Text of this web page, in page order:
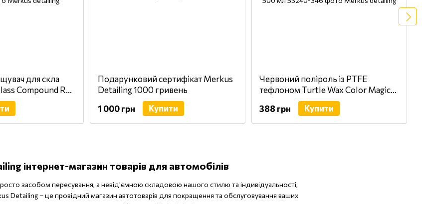
для скла
Compound Roll
Подарунковий сертифікат Merkus
Detailing 1000 гривень
1 000 грн
Купити
Червоний поліроль із PTFE
тефлоном Turtle Wax Color Magic
Radiant Red Wax 500 мл
388 грн Купити
інтернет-магазин товарів для автомобілів
засобом пересування, а невід'ємною складовою нашого стилю та індивідуальності,
Detailing – це провідний магазин автотоварів для покращення та обслуговування ваших